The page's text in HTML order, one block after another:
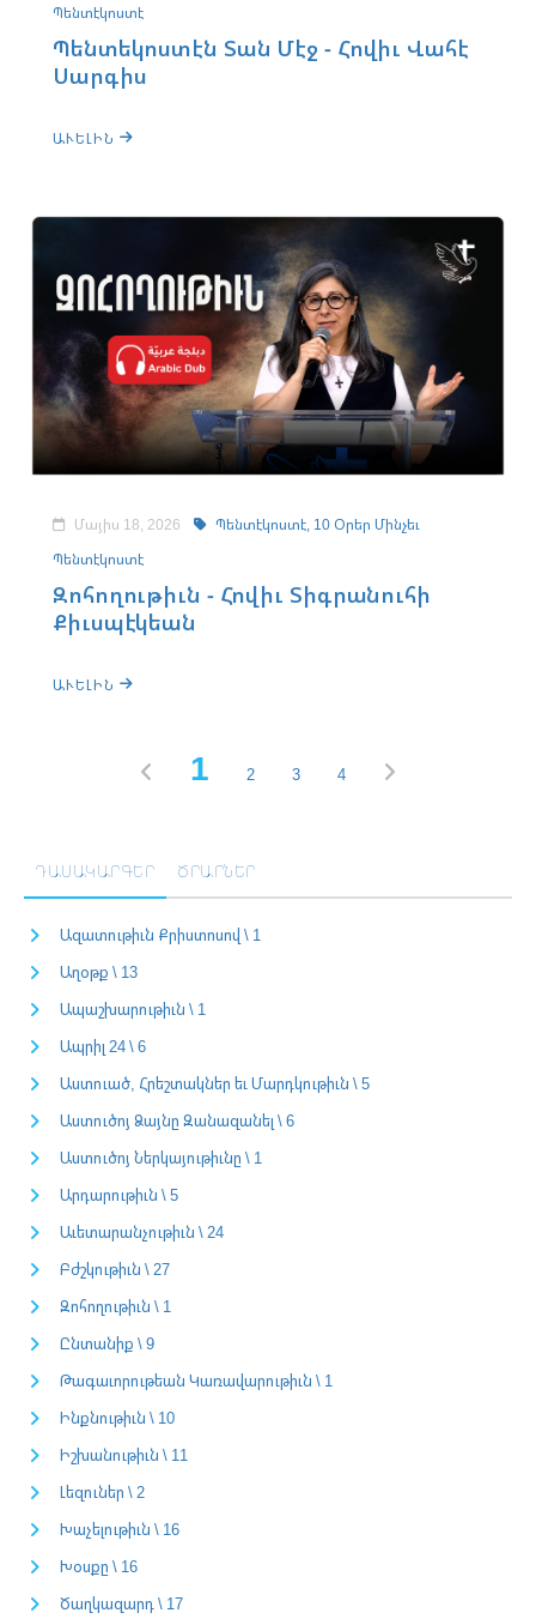
Պենտէկոստէ
Պենտեկոստէն Տան Մէջ - Հովիւ Վահէ
Սարգիս
ԱՒԵԼԻՆ
Մայիս 18, 2026 Պենտէկոստէ, 10 Օրեր Մինչեւ
Պենտէկոստէ
Զոհողութիւն - Հովիւ Տիգրանուհի
Քիւսպէկեան
ԱՒԵԼԻՆ
1 2 3 4
ԴԱՍԱԿԱՐԳԵՐ ԾՐԱՐՆԵՐ
Ազատութիւն Քրիստոսով \ 1
Աղօթք \ 13
Ապաշխարութիւն \ 1
Ապրիլ 24 \ 6
Աստուած, Հրեշտակներ եւ Մարդկութիւն \ 5
Աստուծոյ Ձայնը Զանազանել \ 6
Աստուծոյ Ներկայութիւնը \ 1
Արդարութիւն \ 5
Աւետարանչութիւն \ 24
Բժշկութիւն \ 27
Զոհողութիւն \ 1
Ընտանիք \ 9
Թագաւորութեան Կառավարութիւն \ 1
Ինքնութիւն \ 10
Իշխանութիւն \ 11
Լեզուներ \ 2
Խաչելութիւն \ 16
Խօսքը \ 16
Ծաղկազարդ \ 17